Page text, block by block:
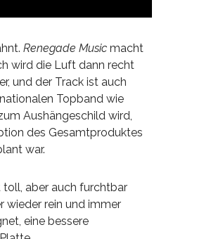
Renegade Music macht
wird die Luft dann recht
und der Track ist auch
Topband wie
Aushängeschild wird,
des Gesamtproduktes
war.
toll, aber auch furchtbar
wieder rein und immer
eine bessere